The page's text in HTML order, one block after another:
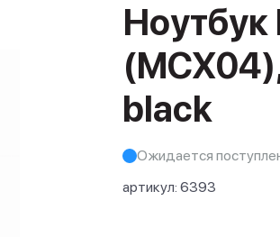
Ноутбук
black
Ожидается
артикул: 6393